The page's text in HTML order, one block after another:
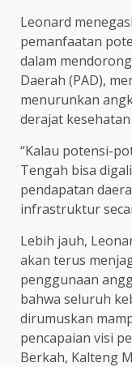
Leonard
pemanfaatan
dalam
Daerah (PAD),
menurunkan
derajat
“Kalau potensi-
Tengah bisa
pendapatan
infrastruktur
Lebih jauh,
akan terus
penggunaan
bahwa seluruh
dirumuskan
pencapaian visi
Berkah, Kalteng